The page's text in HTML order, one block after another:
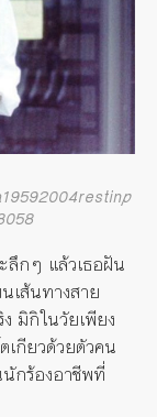
ลึกๆ แล้วเธอฝัน
เส้นทางสาย
มิกิในวัยเพียง
เกียวด้วยตัวคน
นักร้องอาชีพที่